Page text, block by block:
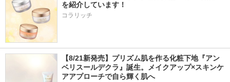
を紹介しています！
コラリッチ
【8/21新発売】プリズム肌を作る化粧下地『アン
ベリスールデクラ』誕生。メイクアップ×スキンケ
アアプローチで自ら輝く肌へ